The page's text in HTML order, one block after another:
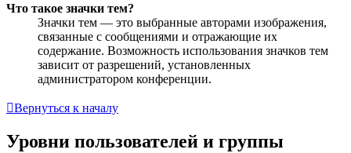
Что такое значки тем?
Значки тем — это выбранные авторами изображения,
связанные с сообщениями и отражающие их
содержание. Возможность использования значков тем
зависит от разрешений, установленных
администратором конференции.
Вернуться к началу
Уровни пользователей и группы